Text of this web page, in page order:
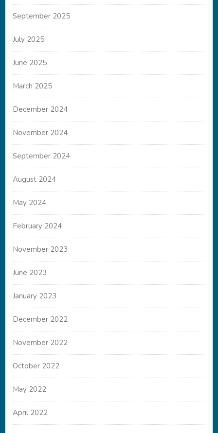
September 2025
July 2025
June 2025
March 2025
December 2024
November 2024
September 2024
August 2024
May 2024
February 2024
November 2023
June 2023
January 2023
December 2022
November 2022
October 2022
May 2022
April 2022